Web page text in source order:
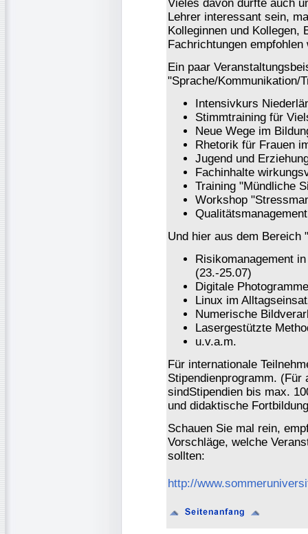
Vieles davon dürfte auch
Lehrer interessant sein,
Kolleginnen und Kollegen,
Fachrichtungen empfohlen
Ein paar
"Sprache/Kommunikation/
Intensivkurs
Stimmtraining für
Neue Wege im
Rhetorik für Frauen
Jugend und
Fachinhalte
Training "Mündliche
Workshop
Und hier aus dem Bereich
Risikomanagement
(23.-25.07)
Digitale
Linux im
Numerische
Lasergestützte
u.v.a.m.
Für internationale
Stipendienprogramm. (Für
sindStipendien bis max.
und didaktische
Schauen Sie mal rein,
Vorschläge, welche
sollten:
http://